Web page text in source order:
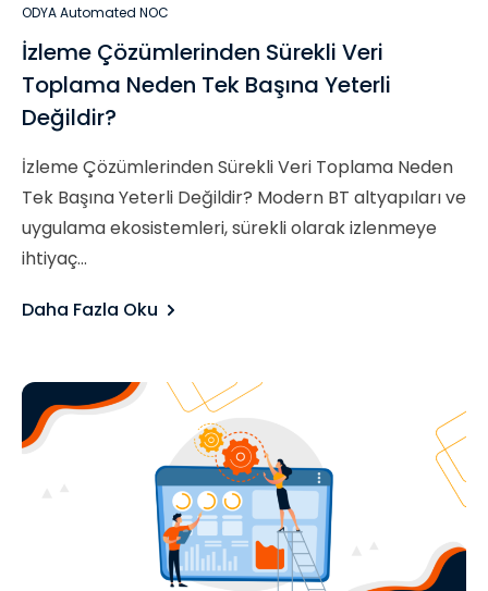
ODYA Automated NOC
İzleme Çözümlerinden Sürekli Veri
Toplama Neden Tek Başına Yeterli
Değildir?
İzleme Çözümlerinden Sürekli Veri Toplama Neden
Tek Başına Yeterli Değildir? Modern BT altyapıları ve
uygulama ekosistemleri, sürekli olarak izlenmeye
ihtiyaç...
Daha Fazla Oku